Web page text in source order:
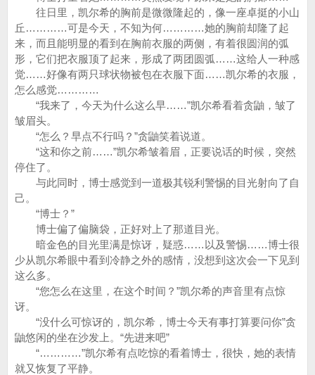
往日里，凯尔希的胸前是微微隆起的，像一座卓挺的小山
丘…………可是今天，不知为何…………她的胸前却隆了起
来，而且能明显的看到在胸前衣服的两侧，有着很圆润的弧
形，它们把衣服顶了起来，形成了两团圆弧……这给人一种感
觉……好像有两只球状物被包在衣服下面……凯尔希的衣服，
怎么感觉…………
“我来了，今天为什么这么早……”凯尔希看着贪鼬，皱了
皱眉头。
“怎么？早点不行吗？”贪鼬笑着说道。
“这和你之前……”凯尔希皱着眉，正要说话的时候，突然
停住了。
与此同时，博士感觉到一道极其锐利警惕的目光射向了自
己。
“博士？”
博士偏了偏脑袋，正好对上了那道目光。
暗金色的目光里满是惊讶，疑惑……以及警惕……博士很
少从凯尔希眼中看到冷静之外的感情，没想到这次会一下见到
这么多。
“您怎么在这里，在这个时间？”凯尔希的声音里有点惊
讶。
“没什么可惊讶的，凯尔希，博士今天有事打算要问你”贪
鼬悠闲的坐在沙发上。“先进来吧”
“…………”凯尔希有点吃惊的看着博士，很快，她的表情
就又恢复了平静。